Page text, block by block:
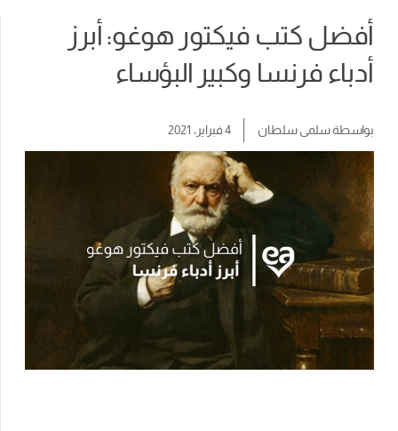
فيكتور هوغو: أبرز
وكبير البؤساء
سلطان 4 فبراير، 2021